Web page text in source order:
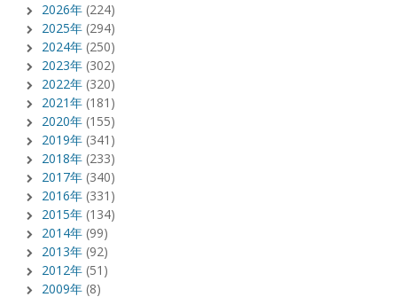
2026年 (224)
2025年 (294)
2024年 (250)
2023年 (302)
2022年 (320)
2021年 (181)
2020年 (155)
2019年 (341)
2018年 (233)
2017年 (340)
2016年 (331)
2015年 (134)
2014年 (99)
2013年 (92)
2012年 (51)
2009年 (8)